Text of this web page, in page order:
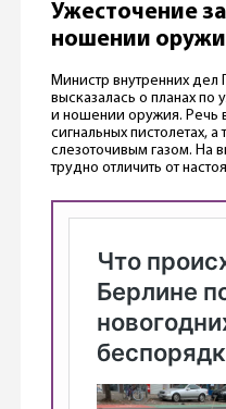
Ужесточение
ношении
Министр внутренних
высказалась о планах по
и ношении оружия. Речь
сигнальных пистолетах,
слезоточивым газом. На
трудно отличить от